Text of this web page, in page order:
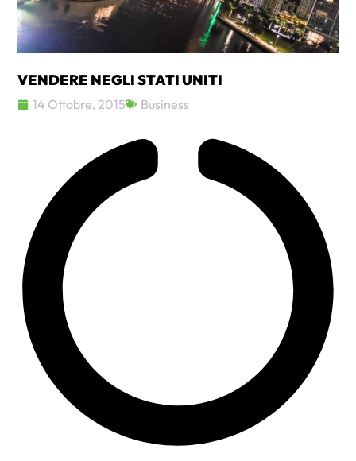
VENDERE NEGLI STATI UNITI
14 Ottobre, 2015 Business